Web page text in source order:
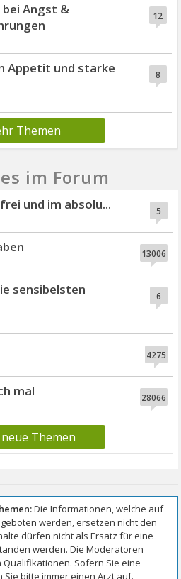
12
Angst &
8
Appetit und starke
Themen
im Forum
5
und im absolu...
13006
6
sensibelsten
4275
28066
mal
Themen